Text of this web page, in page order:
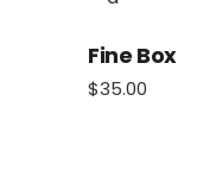
Fine Box
$35.00